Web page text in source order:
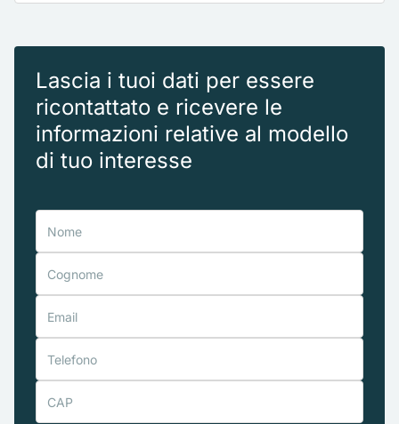
Lascia i tuoi dati per essere
ricontattato e ricevere le
informazioni relative al modello
di tuo interesse